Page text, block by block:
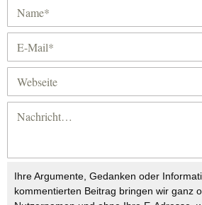
Ihre Argumente, Gedanken oder
kommentierten Beitrag bringen wir ganz